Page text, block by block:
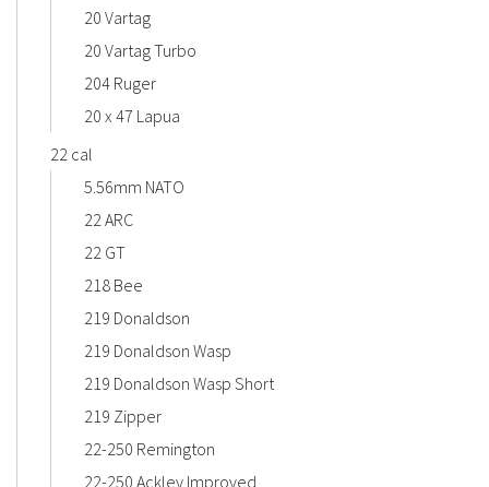
20 Vartag
20 Vartag Turbo
204 Ruger
20 x 47 Lapua
22 cal
5.56mm NATO
22 ARC
22 GT
218 Bee
219 Donaldson
219 Donaldson Wasp
219 Donaldson Wasp Short
219 Zipper
22-250 Remington
22-250 Ackley Improved